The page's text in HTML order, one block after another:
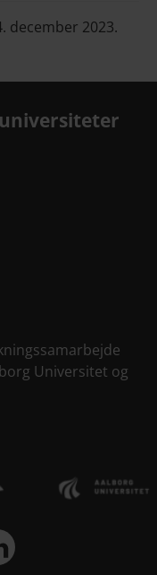
december 2023.
Universitet og